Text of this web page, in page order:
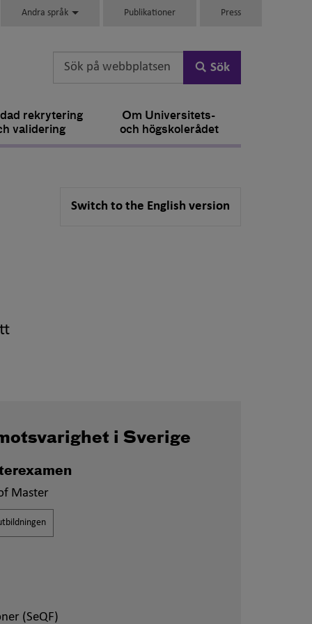
Andra språk Publikationer Press
Sök
rekrytering
validering
Om Universitets-
och högskolerådet
Switch to the English version
i Sverige
Master
(SeQF)